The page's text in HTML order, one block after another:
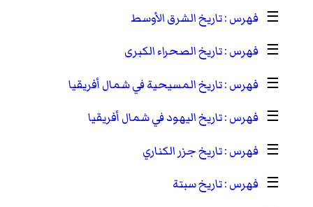
☰
تاريخ الشرق الأوسط
☰
تاريخ الصحراء الكبرى
☰
تاريخ المسيحية في شمال أفريقيا
☰
تاريخ اليهود في شمال أفريقيا
☰
تاريخ جزر الكناري
☰
تاريخ سبتة